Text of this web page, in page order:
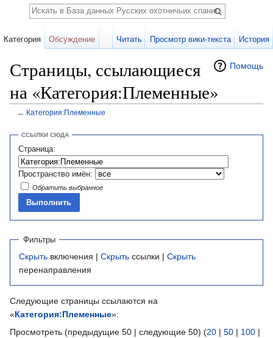
Помощь
Страницы, ссылающиеся
на «Категория:Племенные»
← Категория:Племенные
ССЫЛКИ СЮДА
Страница:
Пространство имён:
Обратить выбранное
Фильтры
Скрыть включения | Скрыть ссылки | Скрыть
перенаправления
Следующие страницы ссылаются на
«Категория:Племенные»:
Просмотреть (предыдущие 50 | следующие 50) (20 | 50 | 100 |
Категория Обсуждение Читать Просмотр вики-текста История
Поиск